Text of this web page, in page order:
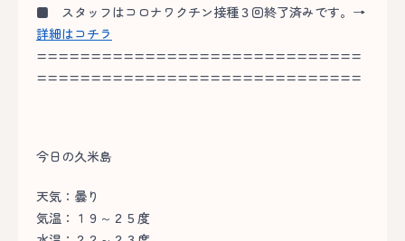
■ スタッフはコロナワクチン接種３回終了済みです。→
詳細はコチラ
==============================
==============================
今日の久米島
天気：曇り
気温：１９～２５度